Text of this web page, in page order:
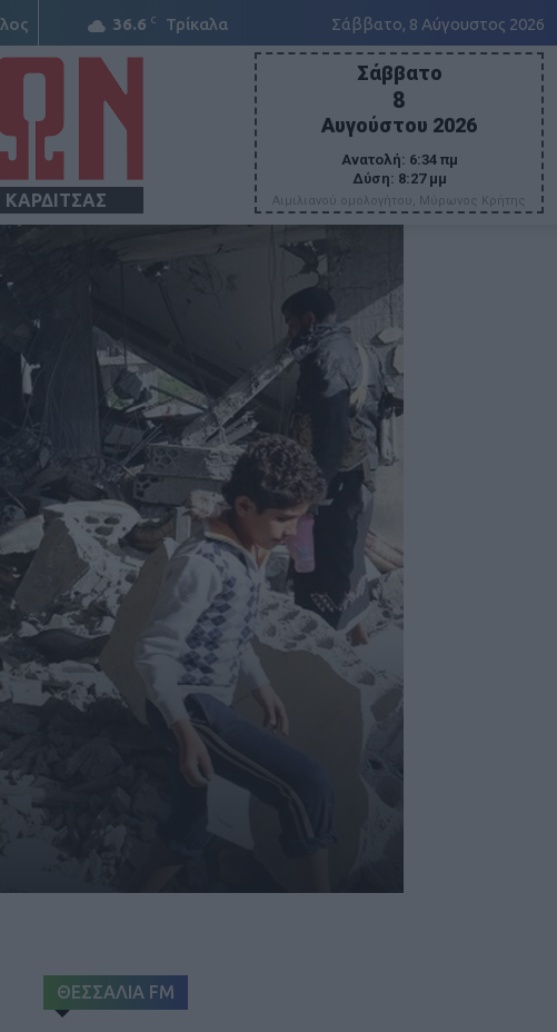
36.6 C Τρίκαλα Σάββατο, 8 Αύγουστος 2026
Σάββατο
8
Αυγούστου 2026
Ανατολή: 6:34 πμ
Δύση: 8:27 μμ
Αιμιλιανού ομολογήτου, Μύρωνος Κρήτης
ΘΕΣΣΑΛΙΑ FM